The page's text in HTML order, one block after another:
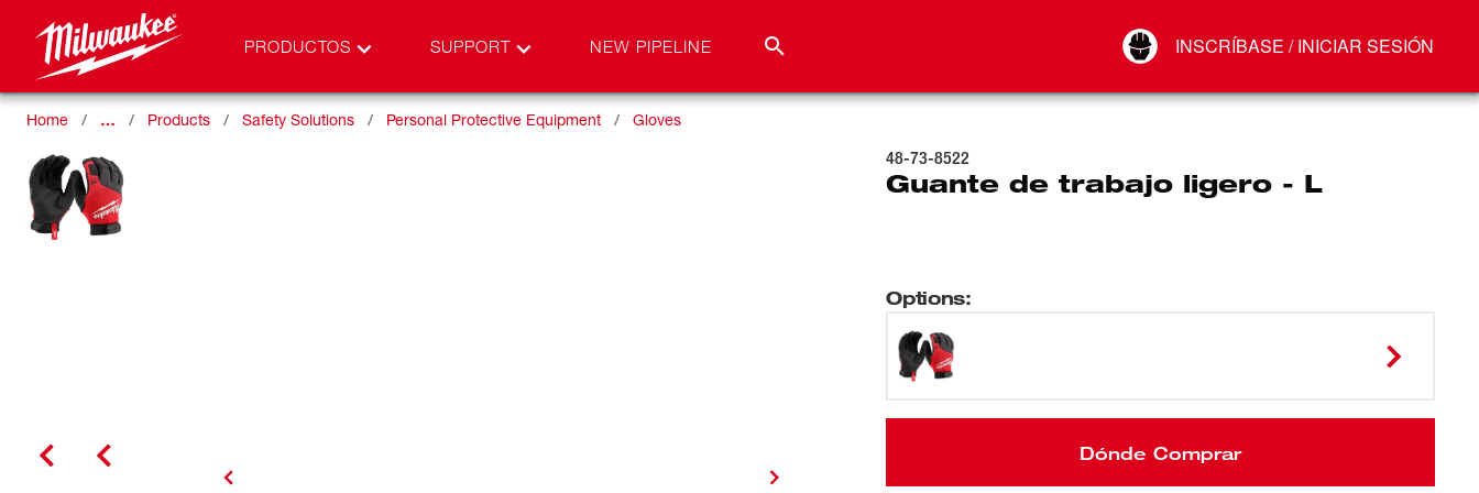
PRODUCTOS SUPPORT NEW PIPELINE INSCRÍBASE / INICIAR SESIÓN
Conectar
Home … Products Safety Solutions Personal Protective Equipment Gloves
48-73-8522
Guante de trabajo ligero - L
Options:
Dónde Comprar